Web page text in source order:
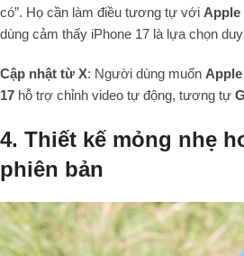
có”. Họ cần làm điều tương tự với Apple
dùng cảm thấy iPhone 17 là lựa chọn
Cập nhật từ X: Người dùng muốn
17 hỗ trợ chỉnh video tự động, tương tự
4. Thiết kế mỏng nhẹ
phiên bản